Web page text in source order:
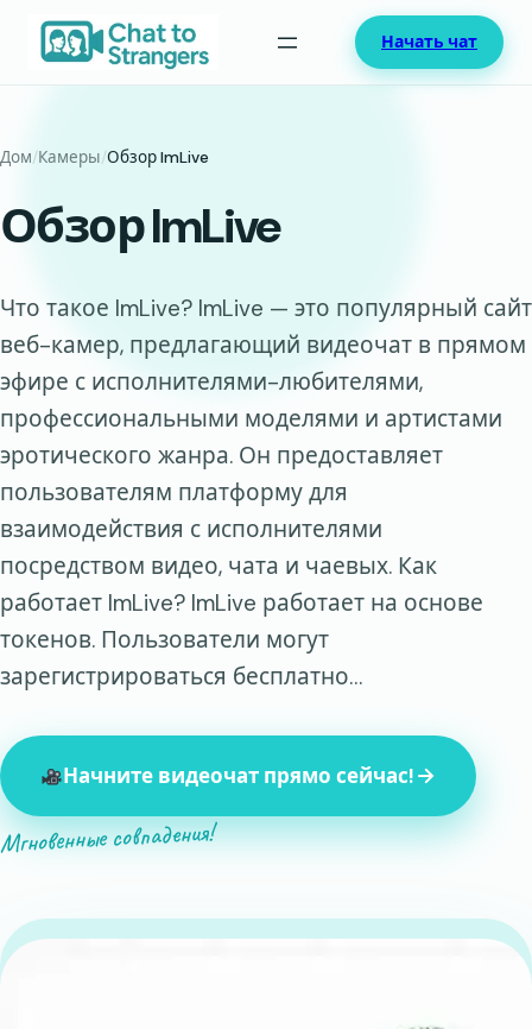
Перейти
содержимому
Начать чат
Дом/Камеры/Обзор ImLive
Обзор ImLive
Что такое ImLive? ImLive — это популярный сайт
веб-камер, предлагающий видеочат в прямом
эфире с исполнителями-любителями,
профессиональными моделями и артистами
эротического жанра. Он предоставляет
пользователям платформу для
взаимодействия с исполнителями
посредством видео, чата и чаевых. Как
работает ImLive? ImLive работает на основе
токенов. Пользователи могут
зарегистрироваться бесплатно…
Начните видеочат прямо сейчас!
Мгновенные совпадения!